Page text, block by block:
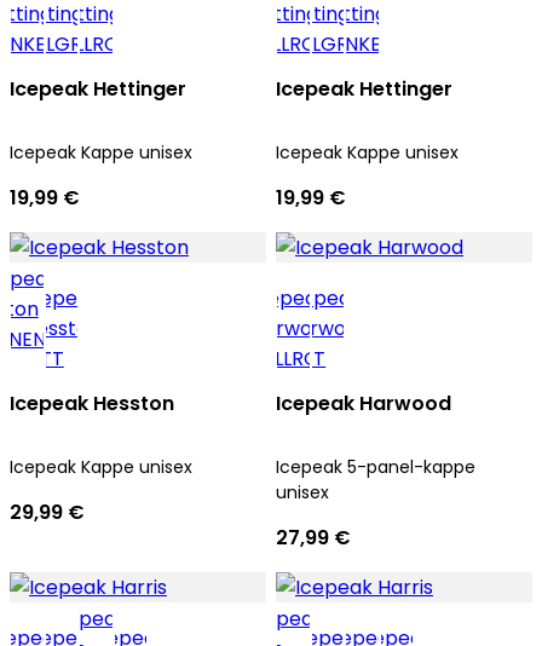
Icepeak Hettinger
Icepeak Kappe unisex
19,99 €
Icepeak Hettinger
Icepeak Kappe unisex
19,99 €
Icepeak Hesston
Icepeak Kappe unisex
29,99 €
Icepeak Harwood
Icepeak 5-panel-kappe
unisex
27,99 €